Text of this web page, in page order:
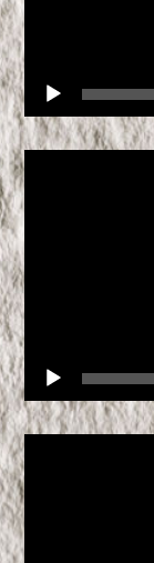
Video
přehrávač
Video
přehrávač